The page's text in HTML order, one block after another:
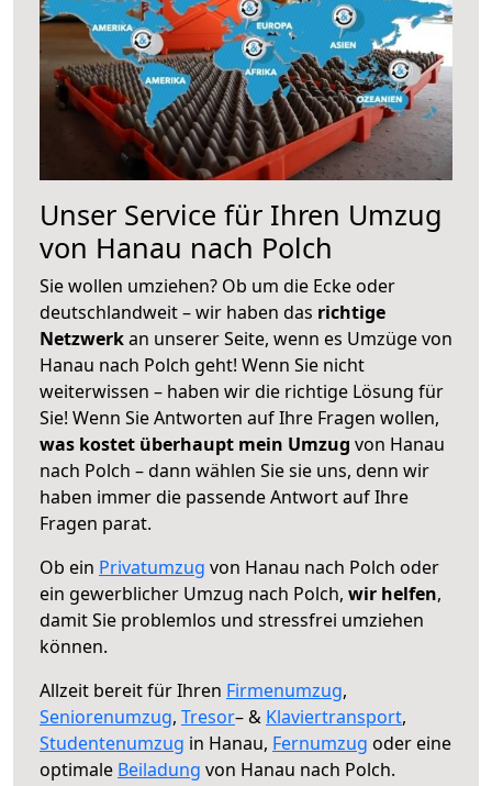
Unser Service für Ihren Umzug
von Hanau nach Polch
Sie wollen umziehen? Ob um die Ecke oder
deutschlandweit – wir haben das richtige
Netzwerkan unserer Seite, wenn es Umzüge von
Hanau nach Polch geht! Wenn Sie nicht
weiterwissen – haben wir die richtige Lösung für
Sie! Wenn Sie Antworten auf Ihre Fragen wollen,
was kostet überhaupt mein Umzug von Hanau
nach Polch – dann wählen Sie sie uns, denn wir
haben immer die passende Antwort auf Ihre
Fragen parat.
Ob ein Privatumzug von Hanau nach Polch oder
ein gewerblicher Umzug nach Polch, wir helfen,
damit Sie problemlos und stressfrei umziehen
können.
Allzeit bereit für Ihren Firmenumzug,
Seniorenumzug, Tresor– & Klaviertransport,
Studentenumzug in Hanau, Fernumzug oder eine
optimale Beiladung von Hanau nach Polch.